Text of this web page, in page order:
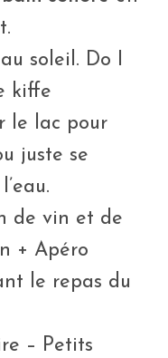
soleil. Do I
kiffe
le lac pour
juste se
de vin et de
+ Apéro
le repas du
– Petits